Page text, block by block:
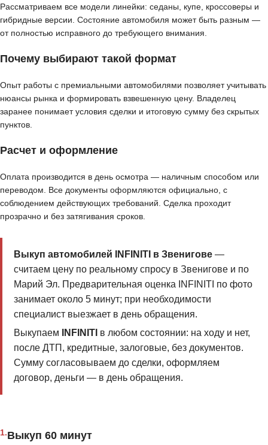
Рассматриваем все модели линейки: седаны, купе, кроссоверы и
гибридные версии. Состояние автомобиля может быть разным —
от полностью исправного до требующего внимания.
Почему выбирают такой формат
Опыт работы с премиальными автомобилями позволяет учитывать
нюансы рынка и формировать взвешенную цену. Владелец
заранее понимает условия сделки и итоговую сумму без скрытых
пунктов.
Расчет и оформление
Оплата производится в день осмотра — наличным способом или
переводом. Все документы оформляются официально, с
соблюдением действующих требований. Сделка проходит
прозрачно и без затягивания сроков.
Выкуп автомобилей INFINITI в Звенигове—
считаем цену по реальному спросу в Звенигове и по
Марий Эл. Предварительная оценка INFINITI по фото
занимает около 5 минут; при необходимости
специалист выезжает в день обращения.
Выкупаем
INFINITI в любом состоянии: на ходу и нет,
после ДТП, кредитные, залоговые, без документов.
Сумму согласовываем до сделки, оформляем
договор, деньги — в день обращения.
1.Выкуп 60 минут